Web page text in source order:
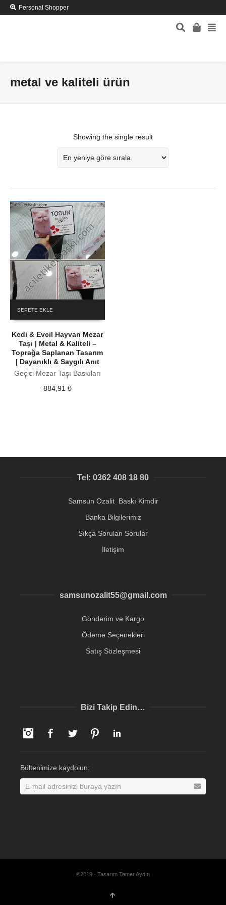
Personal Shopper
metal ve kaliteli ürün
Showing the single result
SEPETE EKLE
Kedi & Evcil Hayvan Mezar
Taşı | Metal & Kaliteli –
Toprağa Saplanan Tasarım
| Dayanıklı & Saygılı Anıt
Geçici Mezar Taşı Baskıları
884,91 ₺
Tel: 0362 408 18 80
Samsun Ozalit Baskı Kimdir
Banka Bilgilerimiz
Sıkça Sorulan Sorular
İletişim
samsunozalit55@gmail.com
Gönderim ve Kargo
Ödeme Seçenekleri
Satış Sözleşmesi
Bizi Takip Edin…
InstagramFacebookTwitter Pinterest
Bültenimize kaydolun:
©2019 · Tasarım Tamer Aydın